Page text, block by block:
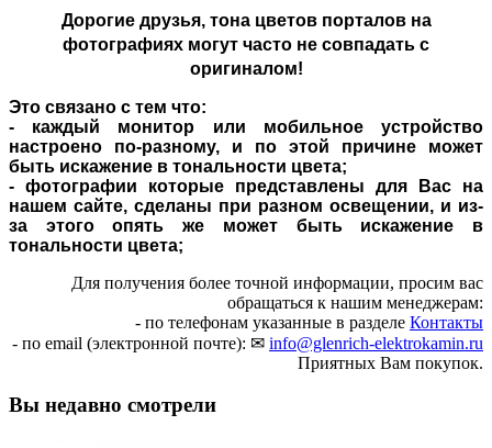
Дорогие друзья,тона цветов порталов на
фотографиях могут часто не совпадать с
оригиналом!
Это связано с тем что:
- каждый монитор или мобильное устройство
настроено по-разному, и по этой причине может
быть искажение в тональности цвета;
- фотографии которые представлены для Вас на
нашем сайте, сделаны при разном освещении, и из-
за этого опять же может быть искажение в
тональности цвета;
Для получения более точной информации, просим вас
обращаться к нашим менеджерам:
- по телефонам указанные в разделе Контакты
- по email (электронной почте): ✉ info@glenrich-elektrokamin.ru
Приятных Вам покупок.
Вы недавно смотрели